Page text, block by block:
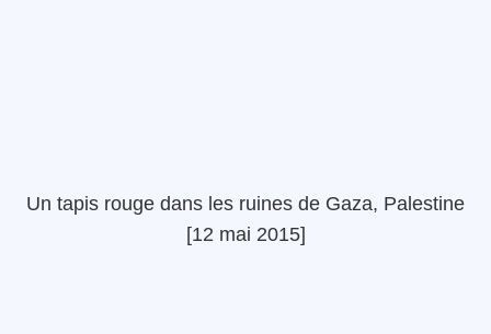
Un tapis rouge dans les ruines de Gaza, Palestine
[12 mai 2015]